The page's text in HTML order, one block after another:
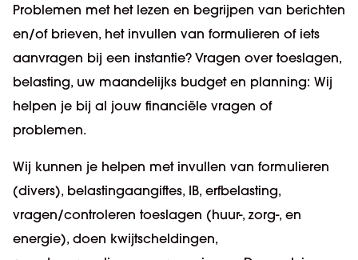
Problemen met het lezen en begrijpen van berichten
en/of brieven, het invullen van formulieren of iets
aanvragen bij een instantie? Vragen over toeslagen,
belasting, uw maandelijks budget en planning: Wij
helpen je bij al jouw financiële vragen of
problemen.
Wij kunnen je helpen met invullen van formulieren
(divers), belastingaangiftes, IB, erfbelasting,
vragen/controleren toeslagen (huur-, zorg-, en
energie), doen kwijtscheldingen,